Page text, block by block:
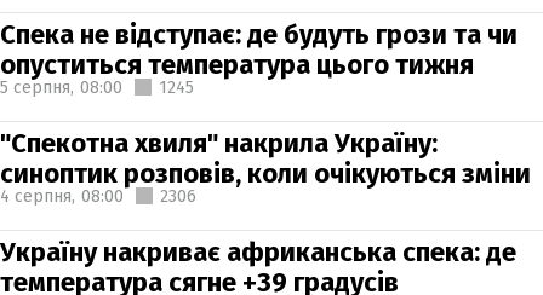
Спека не відступає: де будуть грози та чи
опуститься температура цього тижня
5 серпня, 08:00 1245
"Спекотна хвиля" накрила Україну:
синоптик розповів, коли очікуються зміни
4 серпня, 08:00 2306
Україну накриває африканська спека: де
температура сягне +39 градусів